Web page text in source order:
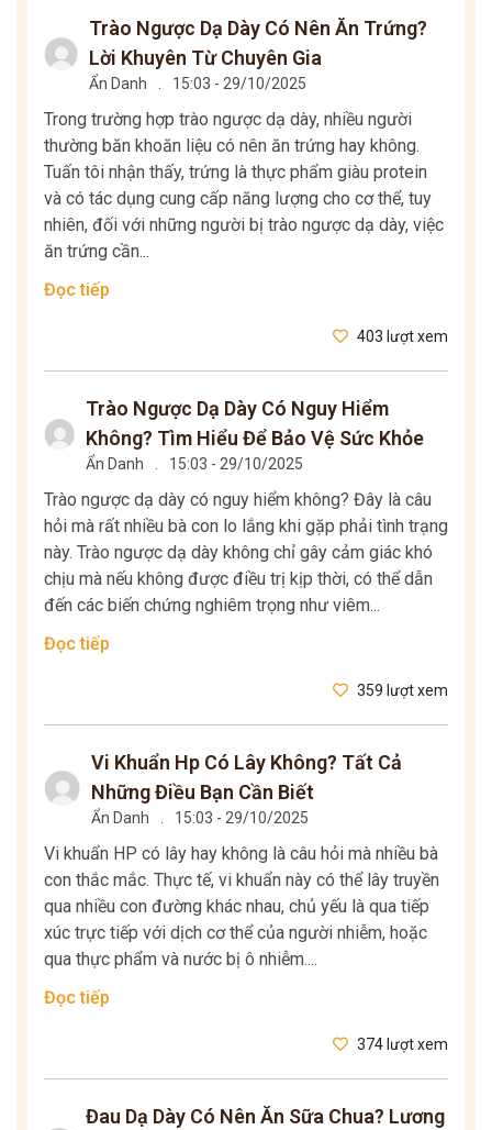
Trào Ngược Dạ Dày Có Nên Ăn Trứng?
Lời Khuyên Từ Chuyên Gia
Ẩn Danh 15:03 - 29/10/2025
Trong trường hợp trào ngược dạ dày, nhiều người
thường băn khoăn liệu có nên ăn trứng hay không.
Tuấn tôi nhận thấy, trứng là thực phẩm giàu protein
và có tác dụng cung cấp năng lượng cho cơ thể, tuy
nhiên, đối với những người bị trào ngược dạ dày, việc
ăn trứng cần...
Đọc tiếp
403 lượt xem
Trào Ngược Dạ Dày Có Nguy Hiểm
Không? Tìm Hiểu Để Bảo Vệ Sức Khỏe
Ẩn Danh 15:03 - 29/10/2025
Trào ngược dạ dày có nguy hiểm không? Đây là câu
hỏi mà rất nhiều bà con lo lắng khi gặp phải tình trạng
này. Trào ngược dạ dày không chỉ gây cảm giác khó
chịu mà nếu không được điều trị kịp thời, có thể dẫn
đến các biến chứng nghiêm trọng như viêm...
Đọc tiếp
359 lượt xem
Vi Khuẩn Hp Có Lây Không? Tất Cả
Những Điều Bạn Cần Biết
Ẩn Danh 15:03 - 29/10/2025
Vi khuẩn HP có lây hay không là câu hỏi mà nhiều bà
con thắc mắc. Thực tế, vi khuẩn này có thể lây truyền
qua nhiều con đường khác nhau, chủ yếu là qua tiếp
xúc trực tiếp với dịch cơ thể của người nhiễm, hoặc
qua thực phẩm và nước bị ô nhiễm....
Đọc tiếp
374 lượt xem
Đau Dạ Dày Có Nên Ăn Sữa Chua? Lương